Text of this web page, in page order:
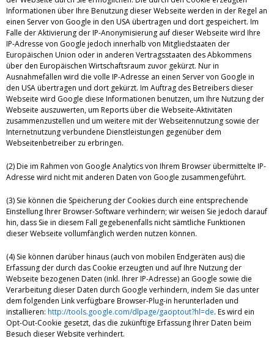
Informationen über Ihre Benutzung dieser Webseite werden in der Regel an
einen Server von Google in den USA übertragen und dort gespeichert. Im
Falle der Aktivierung der IP-Anonymisierung auf dieser Webseite wird Ihre
IP-Adresse von Google jedoch innerhalb von Mitgliedstaaten der
Europäischen Union oder in anderen Vertragsstaaten des Abkommens
über den Europäischen Wirtschaftsraum zuvor gekürzt. Nur in
Ausnahmefällen wird die volle IP-Adresse an einen Server von Google in
den USA übertragen und dort gekürzt. Im Auftrag des Betreibers dieser
Webseite wird Google diese Informationen benutzen, um Ihre Nutzung der
Webseite auszuwerten, um Reports über die Webseite-Aktivitäten
zusammenzustellen und um weitere mit der Webseitennutzung sowie der
Internetnutzung verbundene Dienstleistungen gegenüber dem
Webseitenbetreiber zu erbringen.
(2) Die im Rahmen von Google Analytics von Ihrem Browser übermittelte IP-
Adresse wird nicht mit anderen Daten von Google zusammengeführt.
(3) Sie können die Speicherung der Cookies durch eine entsprechende
Einstellung Ihrer Browser-Software verhindern; wir weisen Sie jedoch darauf
hin, dass Sie in diesem Fall gegebenenfalls nicht sämtliche Funktionen
dieser Webseite vollumfänglich werden nutzen können.
(4) Sie können darüber hinaus (auch von mobilen Endgeräten aus) die
Erfassung der durch das Cookie erzeugten und auf Ihre Nutzung der
Webseite bezogenen Daten (inkl. Ihrer IP-Adresse) an Google sowie die
Verarbeitung dieser Daten durch Google verhindern, indem Sie das unter
dem folgenden Link verfügbare Browser-Plug-in herunterladen und
installieren: http://tools.google.com/dlpage/gaoptout?hl=de. Es wird ein
Opt-Out-Cookie gesetzt, das die zukünftige Erfassung Ihrer Daten beim
Besuch dieser Website verhindert.